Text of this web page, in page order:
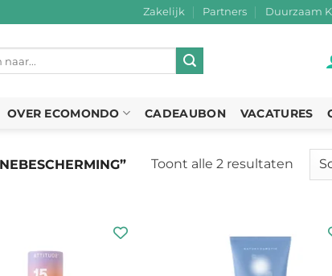
Zakelijk Partners Duurzaam
OVER ECOMONDO CADEAUBON VACATURES
Toont alle 2 resultaten
op